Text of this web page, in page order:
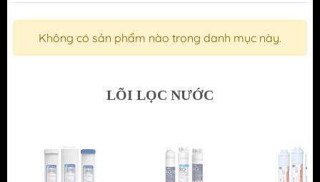
Không có sản phẩm nào trong danh mục này.
LÕI LỌC NƯỚC